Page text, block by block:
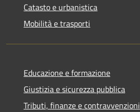
Catasto e urbanistica
Mobilità e trasporti
Educazione e formazione
Giustizia e sicurezza pubblica
Tributi, finanze e contravvenzioni